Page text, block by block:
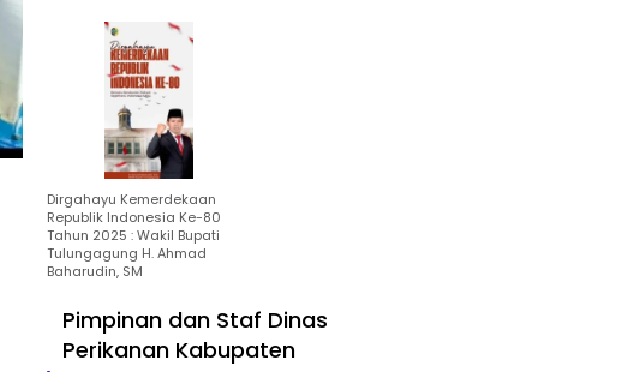
Dirgahayu Kemerdekaan
Republik Indonesia Ke-80
Tahun 2025 : Wakil Bupati
Tulungagung H. Ahmad
Baharudin, SM
Pimpinan dan Staf Dinas
Perikanan Kabupaten